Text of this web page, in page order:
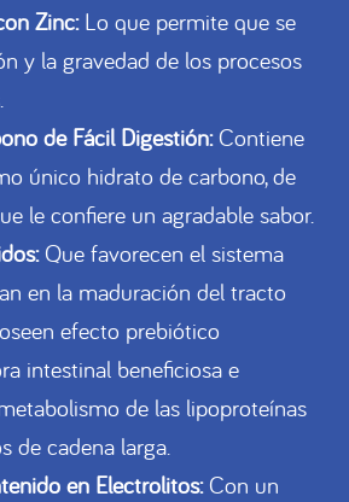
Zinc:Lo que permite que se
y la gravedad de los procesos
de Fácil Digestión:Contiene
único hidrato de carbono, de
le confiere un agradable sabor.
Que favorecen el sistema
en la maduración del tracto
efecto prebiótico
intestinal beneficiosa e
de las lipoproteínas
de cadena larga.
en Electrolitos:Con un